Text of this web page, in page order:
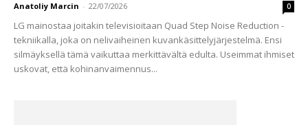
Anatoliy Marcin - 22/07/2026 0
LG mainostaa joitakin televisioitaan Quad Step Noise Reduction -
tekniikalla, joka on nelivaiheinen kuvankäsittelyjärjestelmä. Ensi
silmäyksellä tämä vaikuttaa merkittävältä edulta. Useimmat ihmiset
uskovat, että kohinanvaimennus...